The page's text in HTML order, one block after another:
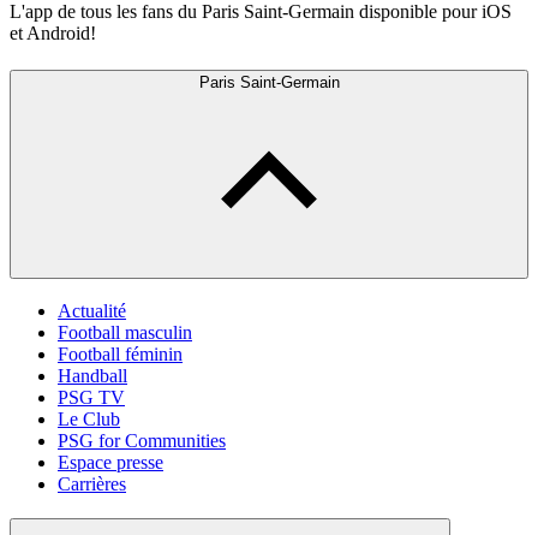
L'app de tous les fans du Paris Saint-Germain disponible pour iOS
et Android!
Paris Saint-Germain
Actualité
Football masculin
Football féminin
Handball
PSG TV
Le Club
PSG for Communities
Espace presse
Carrières